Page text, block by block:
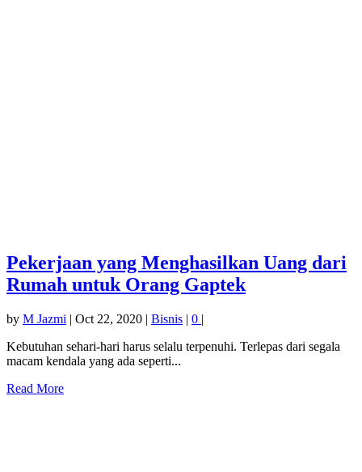
Pekerjaan yang Menghasilkan Uang dari
Rumah untuk Orang Gaptek
by M Jazmi | Oct 22, 2020 | Bisnis | 0 |
Kebutuhan sehari-hari harus selalu terpenuhi. Terlepas dari segala
macam kendala yang ada seperti...
Read More